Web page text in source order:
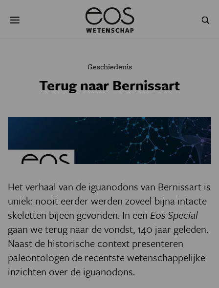
naar
PSYCHE & BREIN BLOGS
PODCAST AGENDA
Geschiedenis
Terug naar Bernissart
Het verhaal van de iguanodons van Bernissart is
uniek: nooit eerder werden zoveel bijna intacte
skeletten bijeen gevonden. In een Eos Special
gaan we terug naar de vondst, 140 jaar geleden.
Naast de historische context presenteren
paleontologen de recentste wetenschappelijke
inzichten over de iguanodons.